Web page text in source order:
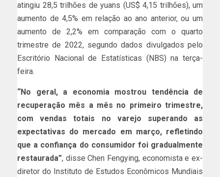
atingiu 28,5 trilhões de yuans (US$ 4,15 trilhões), um
aumento de 4,5% em relação ao ano anterior, ou um
aumento de 2,2% em comparação com o quarto
trimestre de 2022, segundo dados divulgados pelo
Escritório Nacional de Estatísticas (NBS) na terça-
feira.
“No geral, a economia mostrou tendência de
recuperação mês a mês no primeiro trimestre,
com vendas totais no varejo superando as
expectativas do mercado em março, refletindo
que a confiança do consumidor foi gradualmente
restaurada”, disse Chen Fengying, economista e ex-
diretor do Instituto de Estudos Econômicos Mundiais